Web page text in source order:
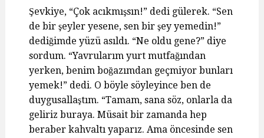
Şevkiye, “Çok acıkmışsın!” dedi gülerek. “Sen
de bir şeyler yesene, sen bir şey yemedin!”
dediğimde yüzü asıldı. “Ne oldu gene?” diye
sordum. “Yavrularım yurt mutfağından
yerken, benim boğazımdan geçmiyor bunları
yemek!” dedi. O böyle söyleyince ben de
duygusallaştım. “Tamam, sana söz, onlarla da
geliriz buraya. Müsait bir zamanda hep
beraber kahvaltı yaparız. Ama öncesinde sen